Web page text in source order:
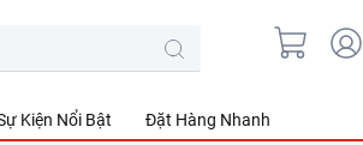
Kiện Nổi Bật Đặt Hàng Nhanh